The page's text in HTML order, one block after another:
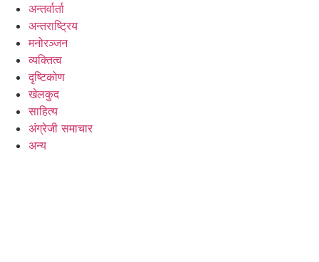
अन्तर्वार्ता
अन्तराष्ट्रिय
मनोरञ्जन
व्यक्तित्व
दृष्टिकोण
खेलकुद
साहित्य
अंग्रेजी समाचार
अन्य